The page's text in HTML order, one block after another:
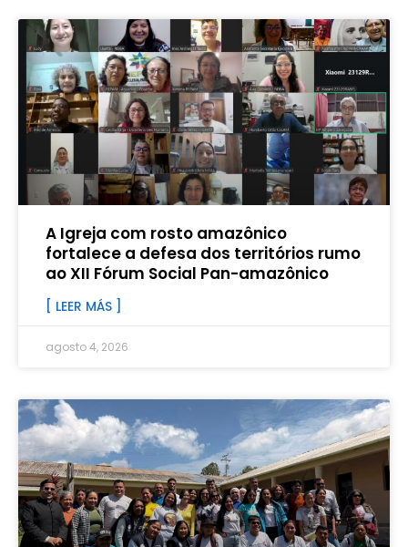
A Igreja com rosto amazônico
fortalece a defesa dos territórios rumo
ao XII Fórum Social Pan-amazônico
[ LEER MÁS ]
agosto 4, 2026